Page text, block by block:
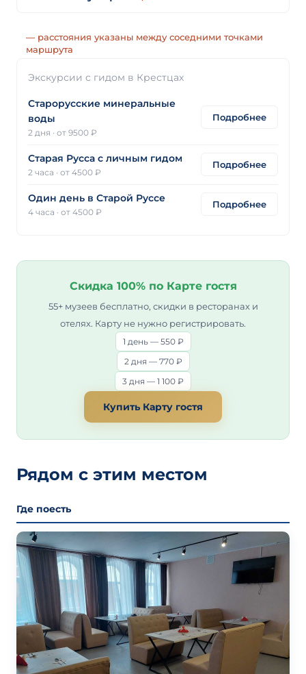
— расстояния указаны между соседними точками
маршрута
Экскурсии с гидом в Крестцах
Старорусские минеральные
воды
2 дня · от 9500 ₽
Подробнее
Старая Русса с личным гидом
2 часа · от 4500 ₽
Подробнее
Один день в Старой Руссе
4 часа · от 4500 ₽
Подробнее
Скидка 100% по Карте гостя
55+ музеев бесплатно, скидки в ресторанах и
отелях. Карту не нужно регистрировать.
1 день — 550 ₽
2 дня — 770 ₽
3 дня — 1 100 ₽
Купить Карту гостя
Рядом с этим местом
Где поесть